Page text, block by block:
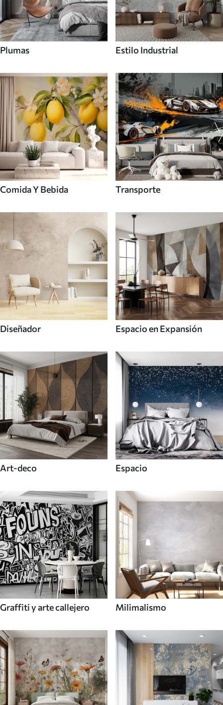
Plumas Estilo Industrial
Comida Y Bebida Transporte
Diseñador Espacio en Expansión
Art-deco Espacio
Graffiti y arte callejero Milimalismo